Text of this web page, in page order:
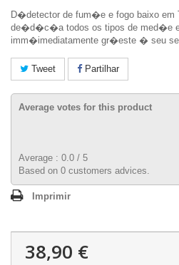
D�detector de fum�e e fogo baixo em
de�d�c�a todos os tipos de med�e
imm�imediatamente gr�este � seu
Tweet Partilhar
Average votes for this product
Average : 0.0 / 5
Based on 0 customers advices.
Imprimir
38,90 €